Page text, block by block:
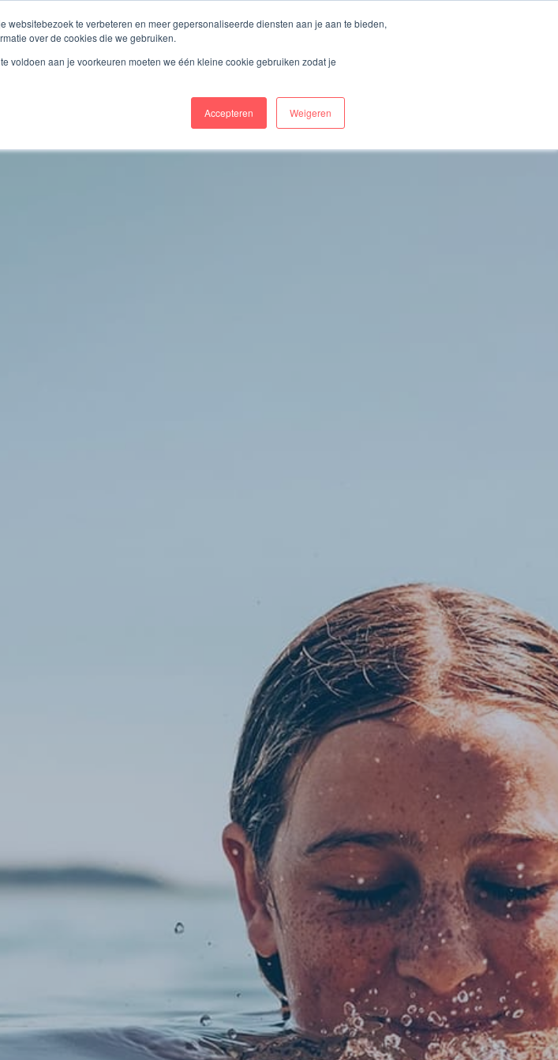
te verbeteren en meer gepersonaliseerde diensten aan je aan te bieden,
over de cookies die we gebruiken.
voldoen aan je voorkeuren moeten we één kleine cookie gebruiken zodat je
Accepteren Weigeren
Begin met opstellen